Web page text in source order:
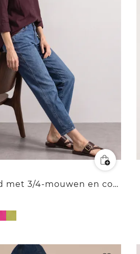
Overhemd met 3/4-mouwen en corduroy-mix